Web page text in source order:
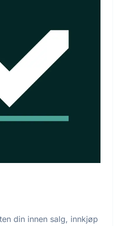
din innen salg, innkjøp